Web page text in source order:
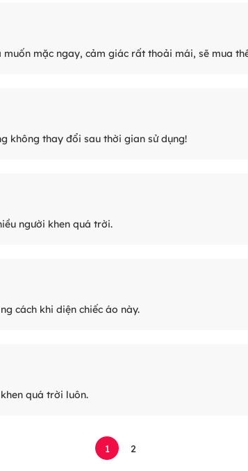
mặc ngay, cảm giác rất thoải mái, sẽ mua
không thay đổi sau thời gian sử dụng!
người khen quá trời.
cách khi diện chiếc áo này.
quá trời luôn.
1 2